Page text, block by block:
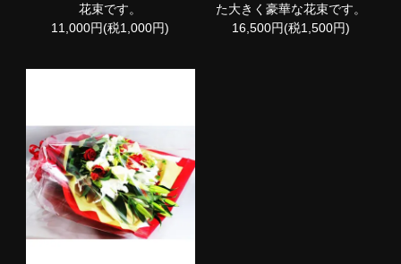
花束です。
11,000円(税1,000円)
た大きく豪華な花束です。
16,500円(税1,500円)